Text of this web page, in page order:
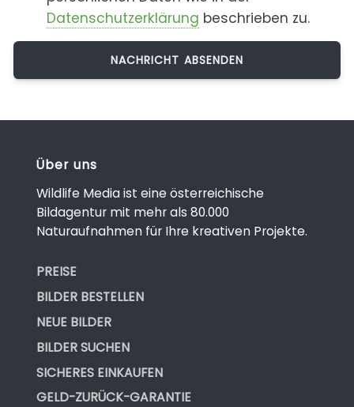
Datenschutzerklärung beschrieben zu.
Über uns
Wildlife Media ist eine österreichische
Bildagentur mit mehr als 80.000
Naturaufnahmen für Ihre kreativen Projekte.
PREISE
BILDER BESTELLEN
NEUE BILDER
BILDER SUCHEN
SICHERES EINKAUFEN
GELD-ZURÜCK-GARANTIE